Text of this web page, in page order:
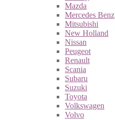
Mazda
Mercedes Benz
Mitsubishi
New Holland
Nissan
Peugeot
Renault
Scania
Subaru
Suzuki
Toyota
Volkswagen
Volvo